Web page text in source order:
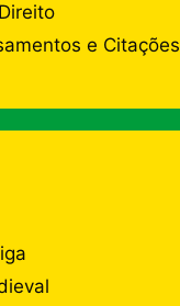
e Citações